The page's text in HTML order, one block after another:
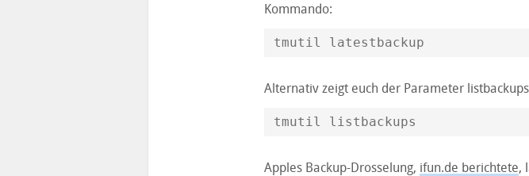
Kommando:
tmutil latestbackup
Alternativ zeigt euch der Parameter
tmutil listbackups
Apples Backup-Drosselung, ifun.de berichtete,